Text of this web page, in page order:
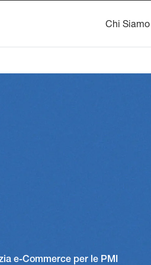
Chi Siamo
e-Commerce per le PMI